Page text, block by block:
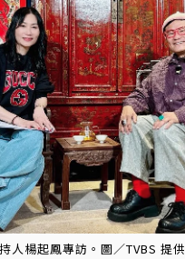
人楊起鳳專訪。圖／TVBS 提供